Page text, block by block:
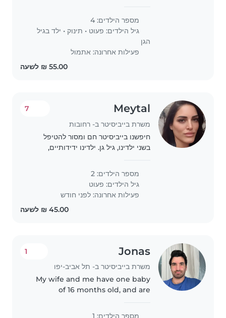
המון באמא ובחמה, אבל זקוקים ממש
לעזרה כי ברוך השם יש 4 קטנטנים
מתחת לגיל 3. חשוב לנו..
מספר הילדים: 4
גיל הילדים: פעוט • תינוק • ילד בגיל
הגן
פעילות אחרונה: אתמול
Meytal
משרת בייביסיטר ב- רחובות
7
חיפשנו בייביסיטר חם ומסור להטיפל
בשני ילדינו, גיל גן. ילדינו ידידותיים,
את/ה מי שמחפשים, אנא צרו איתנו קשר!
מספר הילדים: 2
גיל הילדים: פעוט
פעילות אחרונה: לפני חודש
Jonas
משרת בייביסיטר ב- תל אביב-יפו
1
My wife and me have one baby
of 16 months old, and are
מספר הילדים: 1